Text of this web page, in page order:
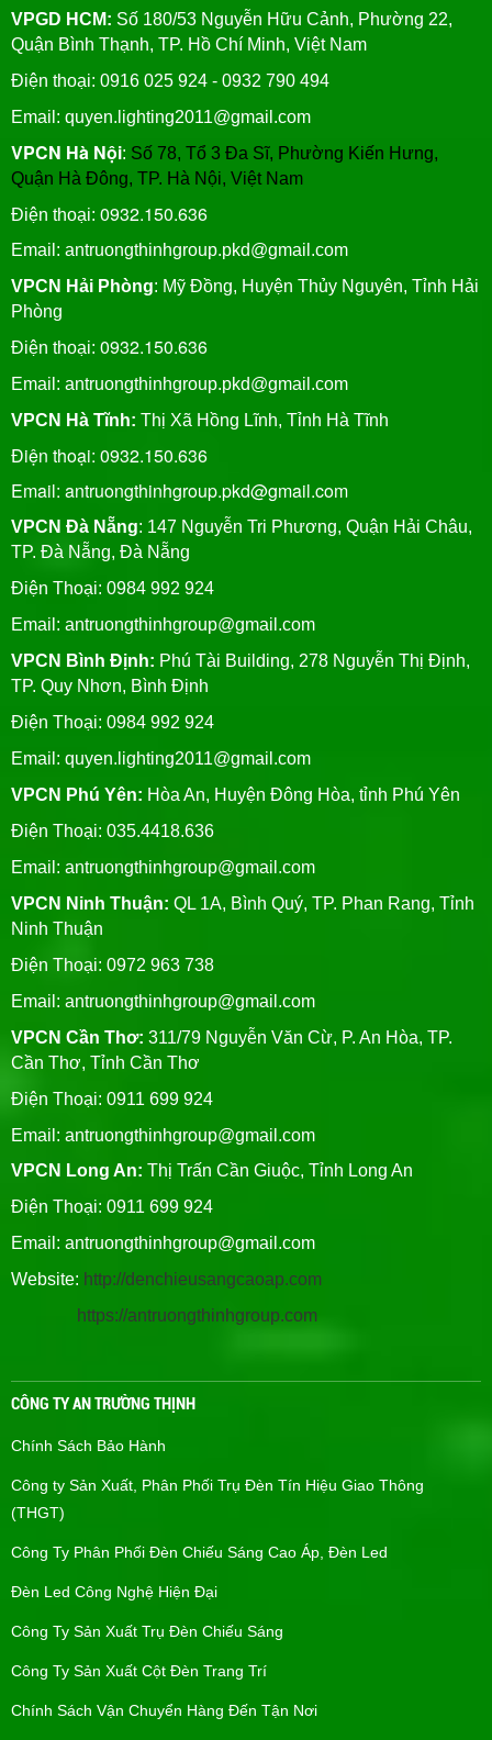
VPGD HCM: Số 180/53 Nguyễn Hữu Cảnh, Phường 22,
Quận Bình Thạnh, TP. Hồ Chí Minh, Việt Nam
Điện thoại: 0916 025 924 - 0932 790 494
Email: quyen.lighting2011@gmail.com
VPCN Hà Nội: Số 78, Tổ 3 Đa Sĩ, Phường Kiến Hưng,
Quận Hà Đông, TP. Hà Nội, Việt Nam
Điện thoại: 0932.150.636
Email: antruongthinhgroup.pkd@gmail.com
VPCN Hải Phòng: Mỹ Đồng, Huyện Thủy Nguyên, Tỉnh Hải
Phòng
Điện thoại: 0932.150.636
Email: antruongthinhgroup.pkd@gmail.com
VPCN Hà Tĩnh: Thị Xã Hồng Lĩnh, Tỉnh Hà Tĩnh
Điện thoại: 0932.150.636
Email: antruongthinhgroup.pkd@gmail.com
VPCN Đà Nẵng: 147 Nguyễn Tri Phương, Quận Hải Châu,
TP. Đà Nẵng, Đà Nẵng
Điện Thoại: 0984 992 924
Email: antruongthinhgroup@gmail.com
VPCN Bình Định: Phú Tài Building, 278 Nguyễn Thị Định,
TP. Quy Nhơn, Bình Định
Điện Thoại: 0984 992 924
Email: quyen.lighting2011@gmail.com
VPCN Phú Yên: Hòa An, Huyện Đông Hòa, tỉnh Phú Yên
Điện Thoại: 035.4418.636
Email: antruongthinhgroup@gmail.com
VPCN Ninh Thuận: QL 1A, Bình Quý, TP. Phan Rang, Tỉnh
Ninh Thuận
Điện Thoại: 0972 963 738
Email: antruongthinhgroup@gmail.com
VPCN Cần Thơ: 311/79 Nguyễn Văn Cừ, P. An Hòa, TP.
Cần Thơ, Tỉnh Cần Thơ
Điện Thoại: 0911 699 924
Email: antruongthinhgroup@gmail.com
VPCN Long An: Thị Trấn Cần Giuộc, Tỉnh Long An
Điện Thoại: 0911 699 924
Email: antruongthinhgroup@gmail.com
Website: http://denchieusangcaoap.com
https://antruongthinhgroup.com
CÔNG TY AN TRƯỜNG THỊNH
Chính Sách Bảo Hành
Công ty Sản Xuất, Phân Phối Trụ Đèn Tín Hiệu Giao Thông
(THGT)
Công Ty Phân Phối Đèn Chiếu Sáng Cao Áp, Đèn Led
Đèn Led Công Nghệ Hiện Đại
Công Ty Sản Xuất Trụ Đèn Chiếu Sáng
Công Ty Sản Xuất Cột Đèn Trang Trí
Chính Sách Vận Chuyển Hàng Đến Tận Nơi